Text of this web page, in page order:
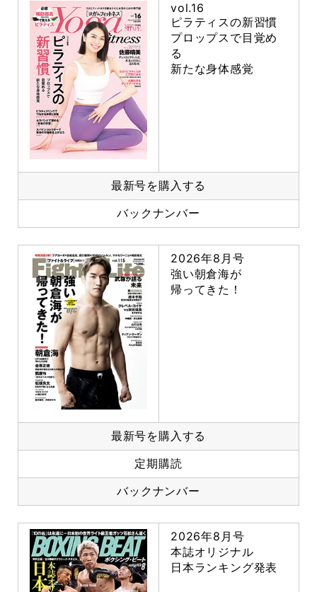
vol.16
ピラティスの新習慣
プロップスで目覚め
る
新たな身体感覚
最新号を購入する
バックナンバー
2026年8月号
強い朝倉海が
帰ってきた！
最新号を購入する
定期購読
バックナンバー
2026年8月号
本誌オリジナル
日本ランキング発表